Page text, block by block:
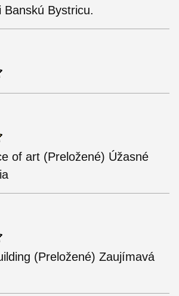
Banskú Bystricu.
of art (Preložené) Úžasné
(Preložené) Zaujímavá